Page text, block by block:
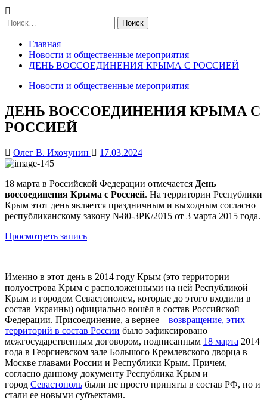
Найти:
Главная
Новости и общественные мероприятия
ДЕНЬ ВОССОЕДИНЕНИЯ КРЫМА С РОССИЕЙ
Новости и общественные мероприятия
ДЕНЬ ВОССОЕДИНЕНИЯ КРЫМА С
РОССИЕЙ
Олег В. Ихочунин 17.03.2024
18 марта в Российской Федерации отмечается День
воссоединения Крыма с Россией. На территории Республики
Крым этот день является праздничным и выходным согласно
республиканскому закону №80-ЗРК/2015 от 3 марта 2015 года.
Просмотреть запись
Именно в этот день в 2014 году Крым (это территории
полуострова Крым с расположенными на ней Республикой
Крым и городом Севастополем, которые до этого входили в
состав Украины) официально вошёл в состав Российской
Федерации. Присоединение, а вернее – возвращение, этих
территорий в состав России было зафиксировано
межгосударственным договором, подписанным 18 марта 2014
года в Георгиевском зале Большого Кремлевского дворца в
Москве главами России и Республики Крым. Причем,
согласно данному документу Республика Крым и
город Севастополь были не просто приняты в состав РФ, но и
стали ее новыми субъектами.